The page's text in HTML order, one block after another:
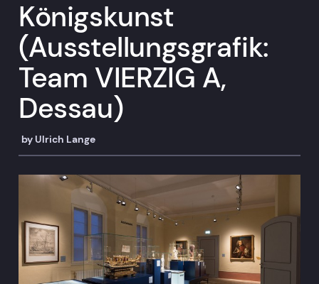
Königskunst
(Ausstellungsgrafik:
Team VIERZIG A,
Dessau)
by Ulrich Lange